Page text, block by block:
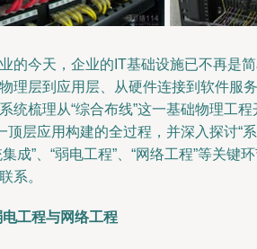
的今天，企业的IT基础设施已不再是
理层到应用层、从硬件连接到软件服务
统梳理从“综合布线”这一基础物理工程
顶层应用构建的全过程，并深入探讨“系
成”、“弱电工程”、“网络工程”等关键
系。
工程与网络工程